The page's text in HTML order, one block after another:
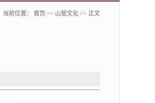
当前位置： 首页 >> 山管文化 >> 正文